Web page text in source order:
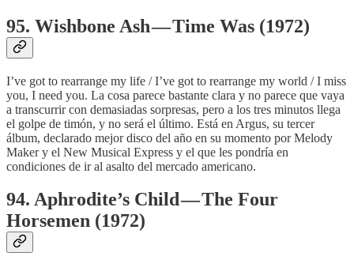
95. Wishbone Ash — Time Was (1972)
I’ve got to rearrange my life / I’ve got to rearrange my world / I miss
you, I need you. La cosa parece bastante clara y no parece que vaya
a transcurrir con demasiadas sorpresas, pero a los tres minutos llega
el golpe de timón, y no será el último. Está en Argus, su tercer
álbum, declarado mejor disco del año en su momento por Melody
Maker y el New Musical Express y el que les pondría en
condiciones de ir al asalto del mercado americano.
94. Aphrodite’s Child — The Four
Horsemen (1972)